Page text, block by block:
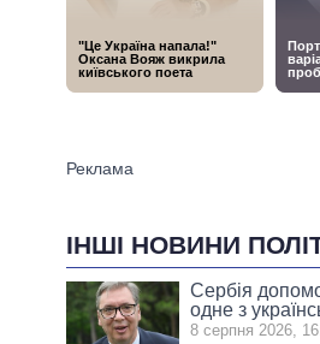
ІНШІ НОВИНИ
Сербія
одне з
8 серпня 2026,